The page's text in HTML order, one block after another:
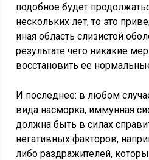
подобное будет
нескольких лет, то это
иная область слизистой
результате чего никакие
восстановить ее
И последнее: в любом
вида насморка, иммунная
должна быть в силах
негативных факторов,
либо раздражителей,